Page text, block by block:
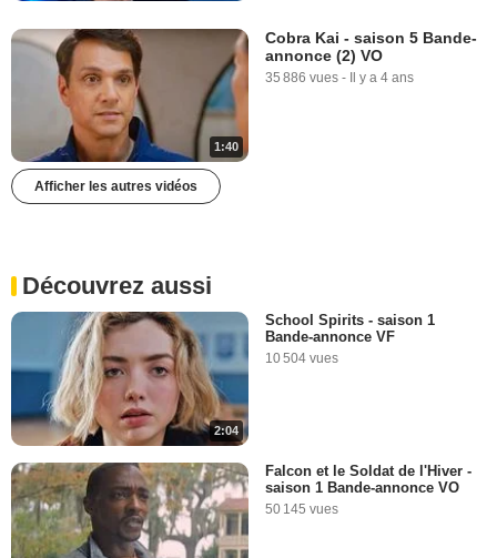
1:40
Cobra Kai - saison 5 Bande-
annonce (2) VO
35 886 vues - Il y a 4 ans
Afficher les autres vidéos
Découvrez aussi
2:04
School Spirits - saison 1
Bande-annonce VF
10 504 vues
Falcon et le Soldat de l'Hiver -
saison 1 Bande-annonce VO
50 145 vues